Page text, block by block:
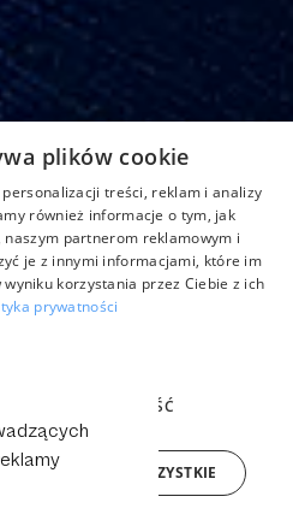
Kontakt
Formularz reklamacji
reserved.
Informacyjny
plików cookie
treści, reklam i analizy
również informacje o tym, jak
partnerom reklamowym i
je z innymi informacjami, które im
korzystania przez Ciebie z ich
prywatności
FUNKCJONALNOŚĆ
ODRZUĆ WSZYSTKIE